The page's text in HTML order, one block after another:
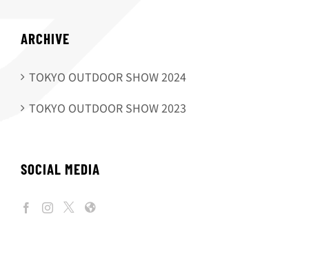
ARCHIVE
TOKYO OUTDOOR SHOW 2024
TOKYO OUTDOOR SHOW 2023
SOCIAL MEDIA